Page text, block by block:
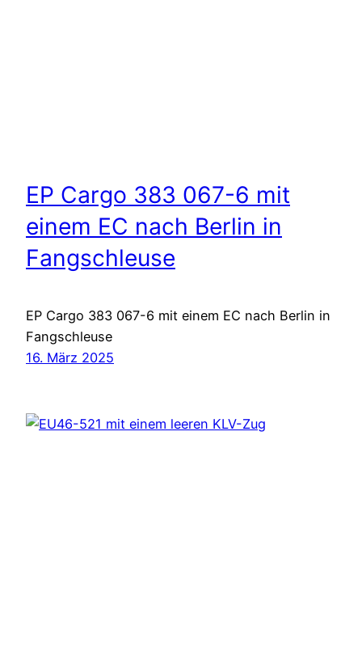
EP Cargo 383 067-6 mit
einem EC nach Berlin in
Fangschleuse
EP Cargo 383 067-6 mit einem EC nach Berlin in
Fangschleuse
16. März 2025